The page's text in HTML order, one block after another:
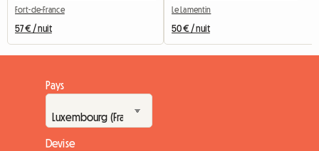
Fort-de-France
57 € / nuit
Le Lamentin
50 € / nuit
Pays
Devise